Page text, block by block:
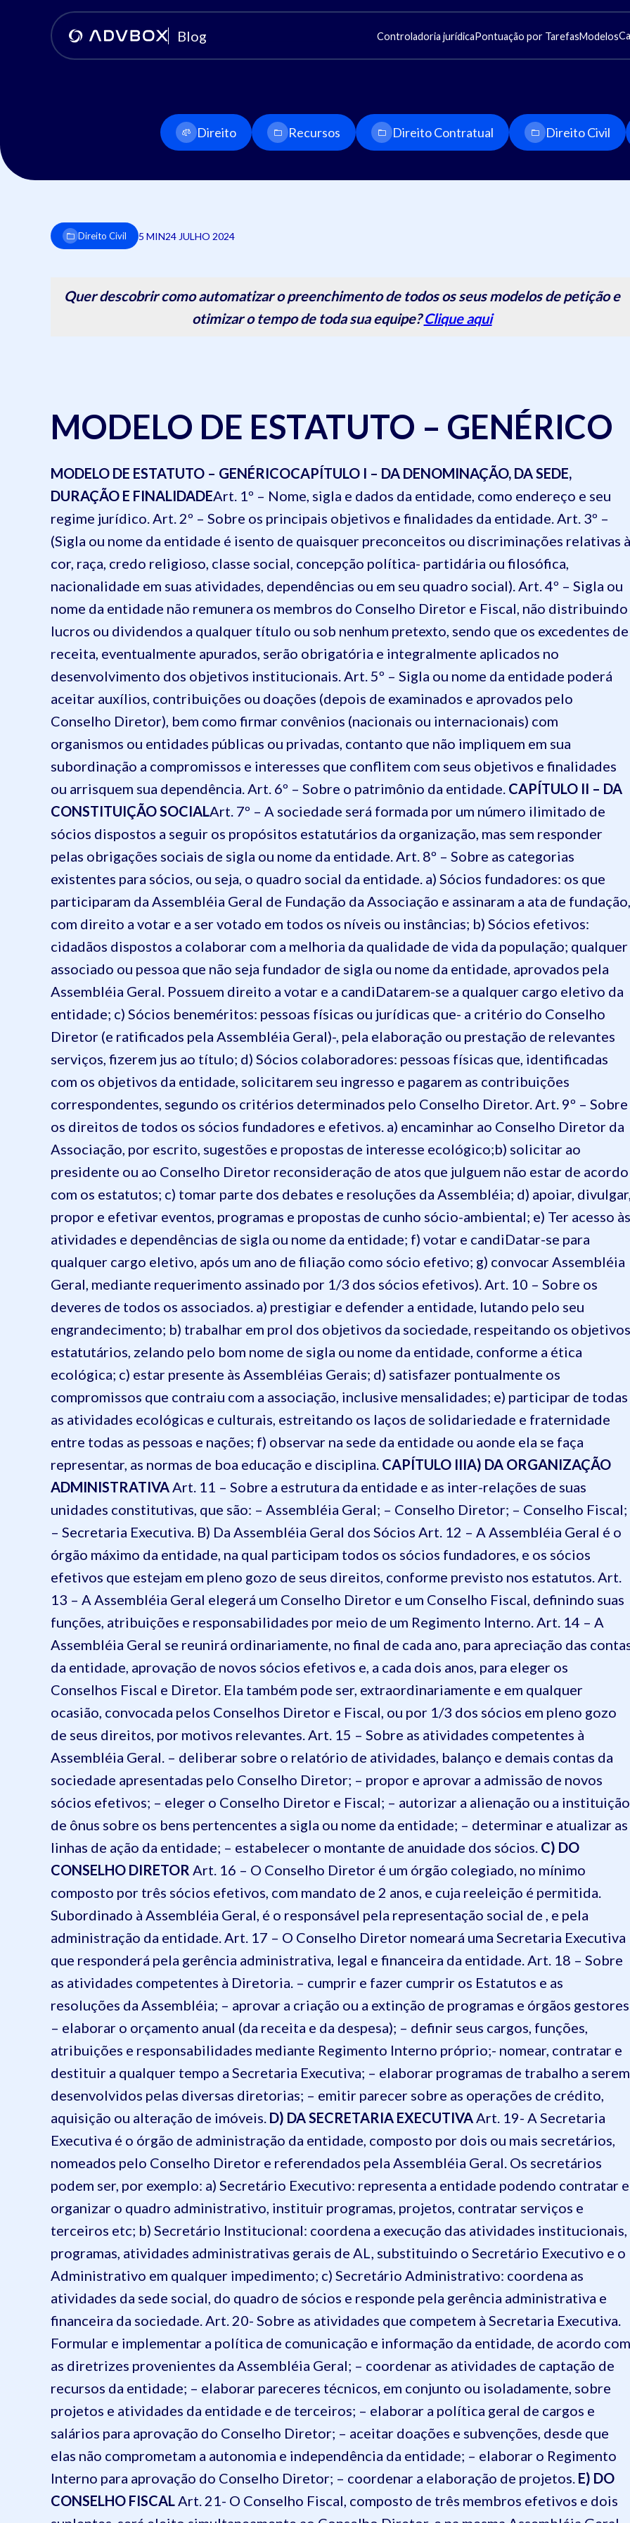
Blog Controladoria jurídicaPontuação por TarefasModelos
Direito Recursos Direito Contratual Direito Civil
Direito Civil 5 MIN24 JULHO 2024
Quer descobrir como automatizar o preenchimento de todos os seus modelos de petição e
otimizar o tempo de toda sua equipe?Clique aqui
MODELO DE ESTATUTO – GENÉRICO
MODELO DE ESTATUTO – GENÉRICOCAPÍTULO I – DA DENOMINAÇÃO, DA SEDE,
DURAÇÃO E FINALIDADEArt. 1º – Nome, sigla e dados da entidade, como endereço e seu
regime jurídico.Art. 2º – Sobre os principais objetivos e finalidades da entidade.Art. 3º –
(Sigla ou nome da entidade é isento de quaisquer preconceitos ou discriminações relativas à
cor, raça, credo religioso, classe social, concepção política- partidária ou filosófica,
nacionalidade em suas atividades, dependências ou em seu quadro social).Art. 4º – Sigla ou
nome da entidade não remunera os membros do Conselho Diretor e Fiscal, não distribuindo
lucros ou dividendos a qualquer título ou sob nenhum pretexto, sendo que os excedentes de
receita, eventualmente apurados, serão obrigatória e integralmente aplicados no
desenvolvimento dos objetivos institucionais.Art. 5º – Sigla ou nome da entidade poderá
aceitar auxílios, contribuições ou doações (depois de examinados e aprovados pelo
Conselho Diretor), bem como firmar convênios (nacionais ou internacionais) com
organismos ou entidades públicas ou privadas, contanto que não impliquem em sua
subordinação a compromissos e interesses que conflitem com seus objetivos e finalidades
ou arrisquem sua dependência.Art. 6º – Sobre o patrimônio da entidade. CAPÍTULO II – DA
CONSTITUIÇÃO SOCIALArt. 7º – A sociedade será formada por um número ilimitado de
sócios dispostos a seguir os propósitos estatutários da organização, mas sem responder
pelas obrigações sociais de sigla ou nome da entidade.Art. 8º – Sobre as categorias
existentes para sócios, ou seja, o quadro social da entidade. a) Sócios fundadores: os que
participaram da Assembléia Geral de Fundação da Associação e assinaram a ata de fundação,
com direito a votar e a ser votado em todos os níveis ou instâncias; b) Sócios efetivos:
cidadãos dispostos a colaborar com a melhoria da qualidade de vida da população; qualquer
associado ou pessoa que não seja fundador de sigla ou nome da entidade, aprovados pela
Assembléia Geral. Possuem direito a votar e a candiDatarem-se a qualquer cargo eletivo da
entidade; c) Sócios beneméritos: pessoas físicas ou jurídicas que- a critério do Conselho
Diretor (e ratificados pela Assembléia Geral)-, pela elaboração ou prestação de relevantes
serviços, fizerem jus ao título; d) Sócios colaboradores: pessoas físicas que, identificadas
com os objetivos da entidade, solicitarem seu ingresso e pagarem as contribuições
correspondentes, segundo os critérios determinados pelo Conselho Diretor.Art. 9º – Sobre
os direitos de todos os sócios fundadores e efetivos. a) encaminhar ao Conselho Diretor da
Associação, por escrito, sugestões e propostas de interesse ecológico;b) solicitar ao
presidente ou ao Conselho Diretor reconsideração de atos que julguem não estar de acordo
com os estatutos; c) tomar parte dos debates e resoluções da Assembléia; d) apoiar,
propor e efetivar eventos, programas e propostas de cunho sócio-ambiental; e) Ter acesso às
atividades e dependências de sigla ou nome da entidade; f) votar e candiDatar-se para
qualquer cargo eletivo, após um ano de filiação como sócio efetivo; g) convocar Assembléia
Geral, mediante requerimento assinado por 1/3 dos sócios efetivos).Art. 10 – Sobre os
deveres de todos os associados. a) prestigiar e defender a entidade, lutando pelo seu
engrandecimento; b) trabalhar em prol dos objetivos da sociedade, respeitando os objetivos
estatutários, zelando pelo bom nome de sigla ou nome da entidade, conforme a ética
ecológica; c) estar presente às Assembléias Gerais; d) satisfazer pontualmente os
compromissos que contraiu com a associação, inclusive mensalidades; e) participar de todas
as atividades ecológicas e culturais, estreitando os laços de solidariedade e fraternidade
entre todas as pessoas e nações; f) observar na sede da entidade ou aonde ela se faça
representar, as normas de boa educação e disciplina. CAPÍTULO IIIA) DA ORGANIZAÇÃO
ADMINISTRATIVAArt. 11 – Sobre a estrutura da entidade e as inter-relações de suas
unidades constitutivas, que são: – Assembléia Geral; – Conselho Diretor; – Conselho Fiscal;
– Secretaria Executiva. B) Da Assembléia Geral dos Sócios Art. 12 – A Assembléia Geral é o
órgão máximo da entidade, na qual participam todos os sócios fundadores, e os sócios
efetivos que estejam em pleno gozo de seus direitos, conforme previsto nos estatutos.Art.
13 – A Assembléia Geral elegerá um Conselho Diretor e um Conselho Fiscal, definindo suas
funções, atribuições e responsabilidades por meio de um Regimento Interno.Art. 14 – A
Assembléia Geral se reunirá ordinariamente, no final de cada ano, para apreciação das
da entidade, aprovação de novos sócios efetivos e, a cada dois anos, para eleger os
Conselhos Fiscal e Diretor. Ela também pode ser, extraordinariamente e em qualquer
ocasião, convocada pelos Conselhos Diretor e Fiscal, ou por 1/3 dos sócios em pleno gozo
de seus direitos, por motivos relevantes.Art. 15 – Sobre as atividades competentes à
Assembléia Geral. – deliberar sobre o relatório de atividades, balanço e demais contas da
sociedade apresentadas pelo Conselho Diretor; – propor e aprovar a admissão de novos
sócios efetivos; – eleger o Conselho Diretor e Fiscal; – autorizar a alienação ou a instituição
de ônus sobre os bens pertencentes a sigla ou nome da entidade; – determinar e atualizar as
linhas de ação da entidade; – estabelecer o montante de anuidade dos sócios. C) DO
CONSELHO DIRETOR Art. 16 – O Conselho Diretor é um órgão colegiado, no mínimo
composto por três sócios efetivos, com mandato de 2 anos, e cuja reeleição é permitida.
Subordinado à Assembléia Geral, é o responsável pela representação social de , e pela
administração da entidade.Art. 17 – O Conselho Diretor nomeará uma Secretaria Executiva
que responderá pela gerência administrativa, legal e financeira da entidade.Art. 18 – Sobre
as atividades competentes à Diretoria. – cumprir e fazer cumprir os Estatutos e as
resoluções da Assembléia; – aprovar a criação ou a extinção de programas e órgãos
– elaborar o orçamento anual (da receita e da despesa); – definir seus cargos, funções,
atribuições e responsabilidades mediante Regimento Interno próprio;- nomear, contratar e
destituir a qualquer tempo a Secretaria Executiva; – elaborar programas de trabalho a serem
desenvolvidos pelas diversas diretorias; – emitir parecer sobre as operações de crédito,
aquisição ou alteração de imóveis. D) DA SECRETARIA EXECUTIVAArt. 19- A Secretaria
Executiva é o órgão de administração da entidade, composto por dois ou mais secretários,
nomeados pelo Conselho Diretor e referendados pela Assembléia Geral. Os secretários
podem ser, por exemplo: a) Secretário Executivo: representa a entidade podendo contratar e
organizar o quadro administrativo, instituir programas, projetos, contratar serviços e
terceiros etc; b) Secretário Institucional: coordena a execução das atividades institucionais,
programas, atividades administrativas gerais de AL, substituindo o Secretário Executivo e o
Administrativo em qualquer impedimento; c) Secretário Administrativo: coordena as
atividades da sede social, do quadro de sócios e responde pela gerência administrativa e
financeira da sociedade.Art. 20- Sobre as atividades que competem à Secretaria Executiva.
Formular e implementar a política de comunicação e informação da entidade, de acordo com
as diretrizes provenientes da Assembléia Geral; – coordenar as atividades de captação de
recursos da entidade; – elaborar pareceres técnicos, em conjunto ou isoladamente, sobre
projetos e atividades da entidade e de terceiros; – elaborar a política geral de cargos e
salários para aprovação do Conselho Diretor; – aceitar doações e subvenções, desde que
elas não comprometam a autonomia e independência da entidade; – elaborar o Regimento
Interno para aprovação do Conselho Diretor; – coordenar a elaboração de projetos. E) DO
CONSELHO FISCALArt. 21- O Conselho Fiscal, composto de três membros efetivos e dois